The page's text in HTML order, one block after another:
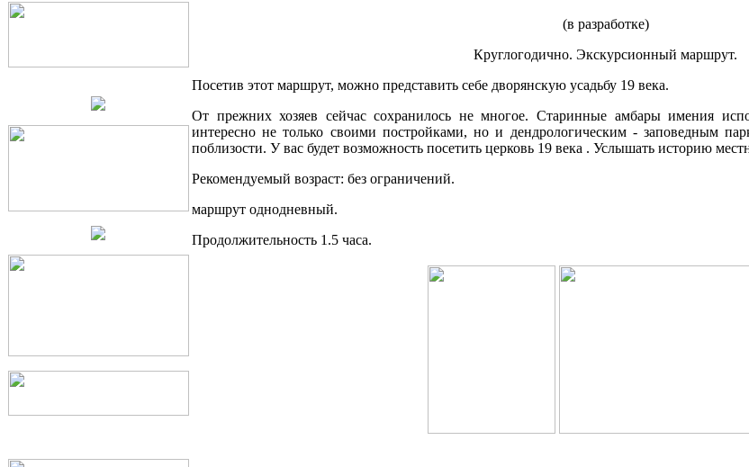
(в разработке)
Круглогодично. Экскурсионный маршрут.
Посетив этот маршрут, можно представить себе дворянскую усадьбу 19 века.
От прежних хозяев сейчас сохранилось не многое. Старинные амбары имения
интересно не только своими постройками, но и дендрологическим - заповедным
поблизости. У вас будет возможность посетить церковь 19 века . Услышать историю
Рекомендуемый возраст: без ограничений.
маршрут однодневный.
Продолжительность 1.5 часа.